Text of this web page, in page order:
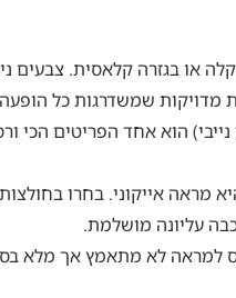
כותנה איכותית, בגזרת אוברסייז קלה או
מדויקות שמשדרגות כל
הוא אחד הפריטים הכי
אייקוני. בחרו בחולצות
עליונה מושלמת.
למראה לא מתאמץ אך מלא